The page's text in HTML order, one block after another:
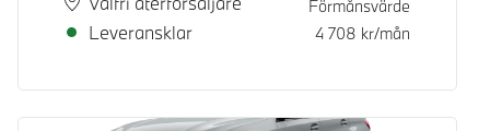
Leveransklar
Förmånsvärde
4 708 kr/mån